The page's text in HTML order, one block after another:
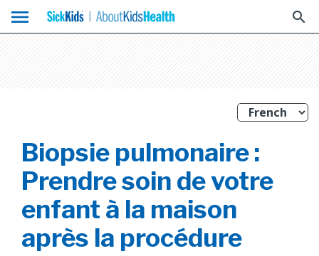
menu search
Biopsie pulmonaire :
Prendre soin de votre
enfant à la maison
après la procédure